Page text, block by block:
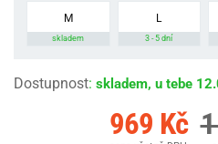
M
skladem
L
3 - 5 dní
Dostupnost: skladem, u tebe
969 Kč